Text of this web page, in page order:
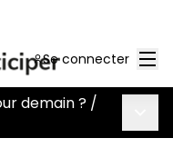
Se connecter
demain ? /